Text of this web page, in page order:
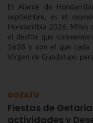
El Alarde de
septiembre, es el
Hondarribia 2026. Miles
el desfile que
1638 y con el que
Virgen de Guadalupe
septiembre.
GOZATU
Fiestas de
actividades y